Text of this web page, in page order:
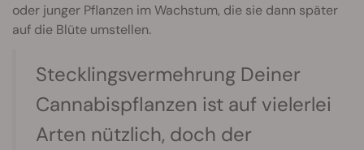
oder junger Pflanzen im Wachstum, die sie dann später
auf die Blüte umstellen.
Stecklingsvermehrung Deiner
Cannabispflanzen ist auf vielerlei
Arten nützlich, doch der